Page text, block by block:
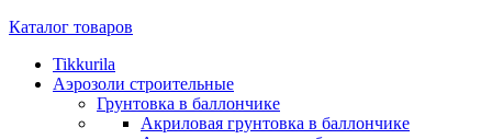
Каталог товаров
Tikkurila
Аэрозоли строительные
Грунтовка в баллончике
Акриловая грунтовка в баллончике